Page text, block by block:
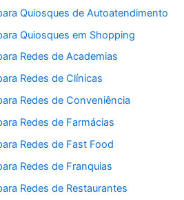
Quiosques de Autoatendimento
Quiosques em Shopping
Redes de Academias
Redes de Clínicas
Redes de Conveniência
Redes de Farmácias
Redes de Fast Food
Redes de Franquias
Redes de Restaurantes